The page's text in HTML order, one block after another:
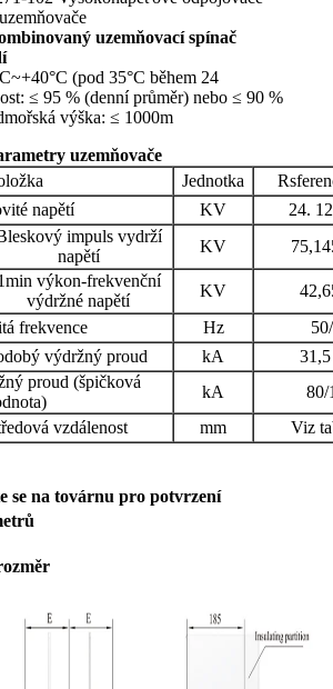
uzemňovací spínač
(pod 35°C během 24
≤ 95 % (denní průměr) nebo ≤ 90 %
výška: ≤ 1000m
uzemňovače
Jednotka
napětí
KV 24.
impuls vydrží
napětí
KV
výkon-frekvenční
výdržné napětí
KV
frekvence
Hz
výdržný proud
kA
proud (špičková
kA
80/
vzdálenost
mm Viz
se na továrnu pro potvrzení